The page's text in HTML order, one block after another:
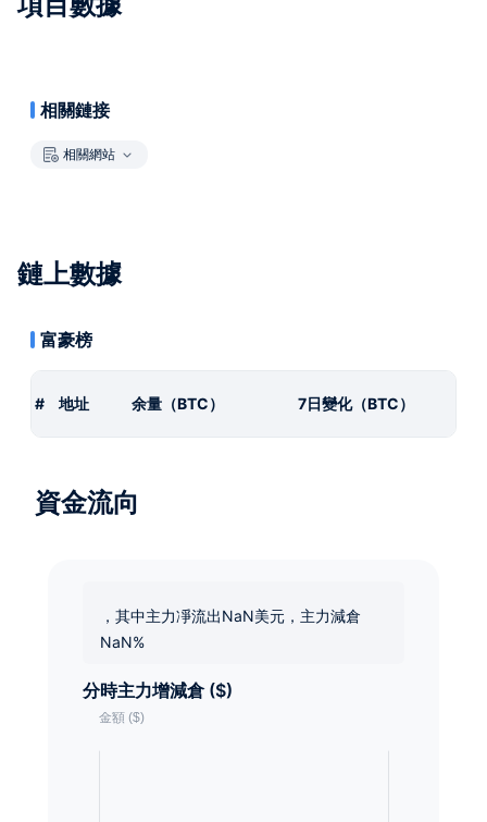
相關鏈接
相關網站
鏈上數據
富豪榜
# 地址 余量（BTC） 7日變化（BTC）
資金流向
，其中主力凈流出NaN美元，主力減倉
NaN%
分時主力增減倉 ($)